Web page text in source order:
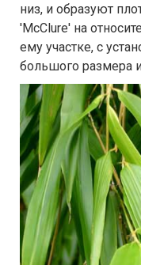
низ, и образуют
'McClure' на
ему участке, с
большого размера